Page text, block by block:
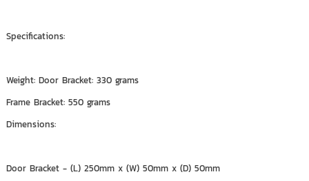
Specifications:
Weight: Door Bracket: 330 grams
Frame Bracket: 550 grams
Dimensions:
Door Bracket - (L) 250mm x (W) 50mm x (D) 50mm